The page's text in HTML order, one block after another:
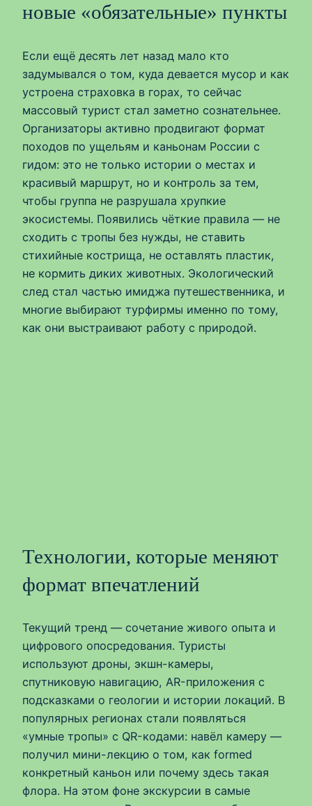
новые «обязательные» пункты
Если ещё десять лет назад мало кто
задумывался о том, куда девается мусор и как
устроена страховка в горах, то сейчас
массовый турист стал заметно сознательнее.
Организаторы активно продвигают формат
походов по ущельям и каньонам России с
гидом: это не только истории о местах и
красивый маршрут, но и контроль за тем,
чтобы группа не разрушала хрупкие
экосистемы. Появились чёткие правила — не
сходить с тропы без нужды, не ставить
стихийные кострища, не оставлять пластик,
не кормить диких животных. Экологический
след стал частью имиджа путешественника, и
многие выбирают турфирмы именно по тому,
как они выстраивают работу с природой.
Технологии, которые меняют
формат впечатлений
Текущий тренд — сочетание живого опыта и
цифрового опосредования. Туристы
используют дроны, экшн-камеры,
спутниковую навигацию, AR-приложения с
подсказками о геологии и истории локаций. В
популярных регионах стали появляться
«умные тропы» с QR-кодами: навёл камеру —
получил мини-лекцию о том, как formed
конкретный каньон или почему здесь такая
флора. На этом фоне экскурсии в самые